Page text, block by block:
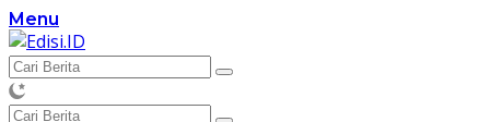
Langsung
ke
konten
Menu